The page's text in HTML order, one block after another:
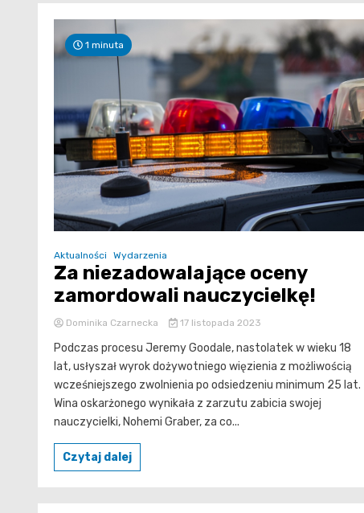
1 minuta
Aktualności Wydarzenia
Za niezadowalające oceny
zamordowali nauczycielkę!
Dominika Czarnecka 17 listopada 2023
Podczas procesu Jeremy Goodale, nastolatek w wieku 18
lat, usłyszał wyrok dożywotniego więzienia z możliwością
wcześniejszego zwolnienia po odsiedzeniu minimum 25 lat.
Wina oskarżonego wynikała z zarzutu zabicia swojej
nauczycielki, Nohemi Graber, za co...
Czytaj dalej